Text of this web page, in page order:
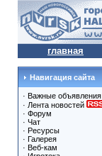
главная
Навигация сайта
· Важные объявления
· Лента новостей
· Форум
· Чат
· Ресурсы
· Галерея
· Веб-кам